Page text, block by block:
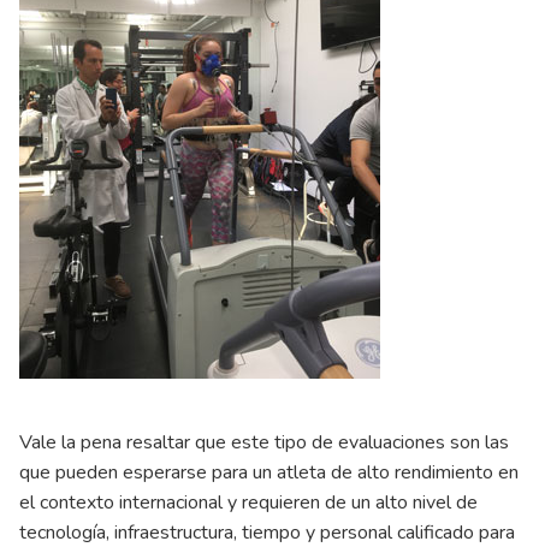
Vale la pena resaltar que este tipo de evaluaciones son las
que pueden esperarse para un atleta de alto rendimiento en
el contexto internacional y requieren de un alto nivel de
tecnología, infraestructura, tiempo y personal calificado para